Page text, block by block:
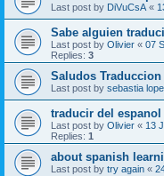
Last post by DiVuCsA«
Sabe alguien
Last post by Olivier « 07
Replies: 3
Saludos
Last post by sebastia
traducir del
Last post by Olivier « 13
Replies: 1
about spanish
Last post by try again «